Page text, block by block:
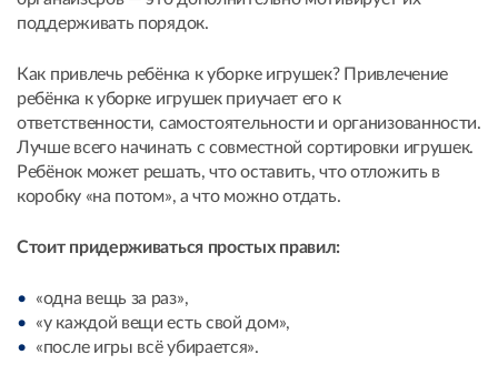
поддерживать порядок.
Как привлечь ребёнка к уборке игрушек? Привлечение
ребёнка к уборке игрушек приучает его к
ответственности, самостоятельности и организованности.
Лучше всего начинать с совместной сортировки игрушек.
Ребёнок может решать, что оставить, что отложить в
коробку «на потом», а что можно отдать.
Стоит придерживаться простых правил:
«одна вещь за раз»,
«у каждой вещи есть свой дом»,
«после игры всё убирается».